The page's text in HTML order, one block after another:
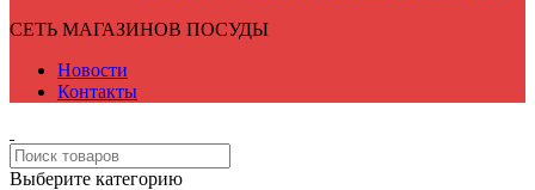
СЕТЬ МАГАЗИНОВ ПОСУДЫ
Новости
Контакты
Выберите категорию